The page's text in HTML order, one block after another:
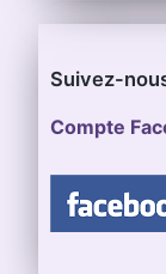
Suivez-
Compte